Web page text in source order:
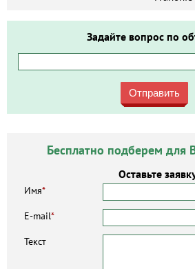
Задайте вопрос по
Отправить
Бесплатно подберем для
Оставьте
Имя*
E-mail*
Текст